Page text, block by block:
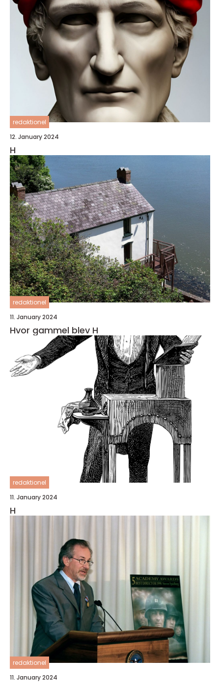
redaktionel
12. January 2024
H
redaktionel
11. January 2024
Hvor gammel blev H
redaktionel
11. January 2024
H
redaktionel
11. January 2024